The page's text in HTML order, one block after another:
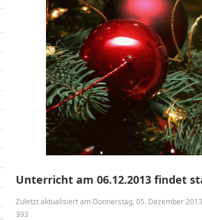
Unterricht am 06.12.2013 findet
Zuletzt aktualisiert am Donnerstag, 05. Dezember
393